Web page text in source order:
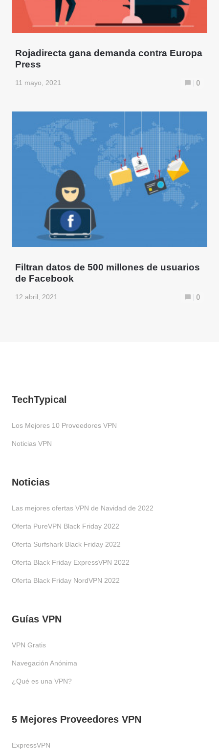
Rojadirecta gana demanda contra Europa
Press
11 mayo, 2021 0
Filtran datos de 500 millones de usuarios
de Facebook
12 abril, 2021 0
TechTypical
Los Mejores 10 Proveedores VPN
Noticias VPN
Noticias
Las mejores ofertas VPN de Navidad de 2022
Oferta PureVPN Black Friday 2022
Oferta Surfshark Black Friday 2022
Oferta Black Friday ExpressVPN 2022
Oferta Black Friday NordVPN 2022
Guías VPN
VPN Gratis
Navegación Anónima
¿Qué es una VPN?
5 Mejores Proveedores VPN
ExpressVPN